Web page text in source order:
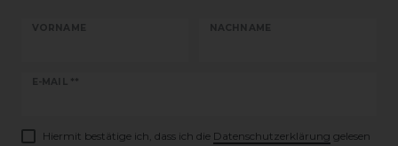
VORNAME NACHNAME
E-MAIL **
Newsletter
Hiermit bestätige ich, dass ich die Daten­schutz­erklärung gelesen